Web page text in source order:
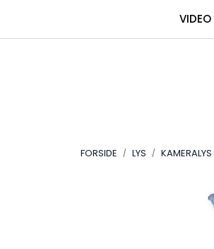
OM VIDEOUTSTYR |
VIDEO
FORSIDE LYS KAMERALYS